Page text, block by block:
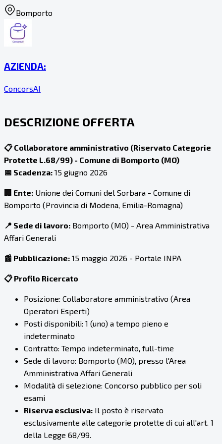
Bomporto
AZIENDA:
ConcorsAI
DESCRIZIONE OFFERTA
📋 Collaboratore amministrativo (Riservato Categorie
Protette L.68/99) - Comune di Bomporto (MO)
📅 Scadenza: 15 giugno 2026
🏢 Ente: Unione dei Comuni del Sorbara - Comune di
Bomporto (Provincia di Modena, Emilia-Romagna)
📍 Sede di lavoro: Bomporto (MO) - Area Amministrativa
Affari Generali
📰 Pubblicazione: 15 maggio 2026 - Portale INPA
📋 Profilo Ricercato
Posizione: Collaboratore amministrativo (Area
Operatori Esperti)
Posti disponibili: 1 (uno) a tempo pieno e
indeterminato
Contratto: Tempo indeterminato, full-time
Sede di lavoro: Bomporto (MO), presso l'Area
Amministrativa Affari Generali
Modalità di selezione: Concorso pubblico per soli
esami
Riserva esclusiva: Il posto è riservato
esclusivamente alle categorie protette di cui all'art. 1
della Legge 68/99.